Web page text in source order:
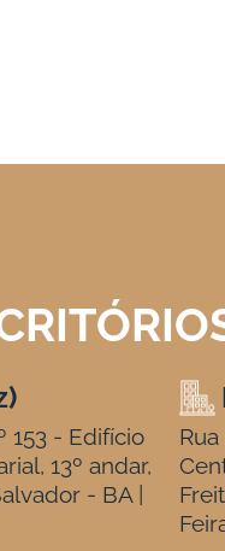
153 - Edifício
13º andar,
- BA |